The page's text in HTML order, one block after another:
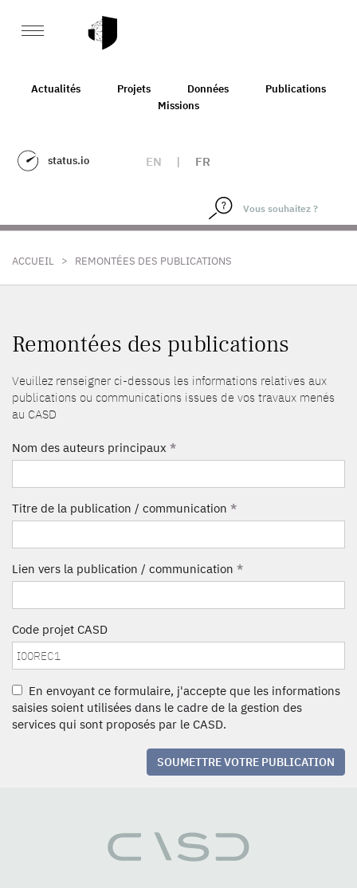
Actualités Projets Données
Publications
Missions
status.io EN | FR
ACCUEIL > REMONTÉES DES PUBLICATIONS
Remontées des publications
Veuillez renseigner ci-dessous les informations relatives aux
publications ou communications issues de vos travaux menés
au CASD
Nom des auteurs principaux *
Titre de la publication / communication *
Lien vers la publication / communication *
Code projet CASD
En envoyant ce formulaire, j'accepte que les informations
saisies soient utilisées dans le cadre de la gestion des
services qui sont proposés par le CASD.
SOUMETTRE VOTRE PUBLICATION